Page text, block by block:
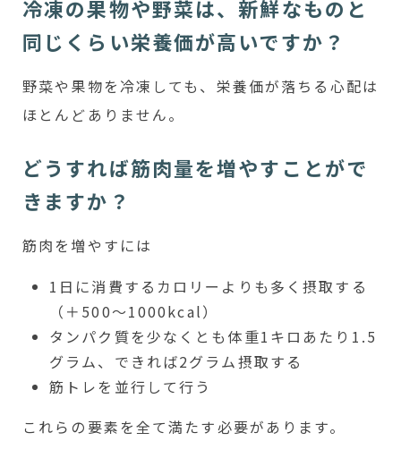
冷凍の果物や野菜は、新鮮なものと
同じくらい栄養価が高いですか？
野菜や果物を冷凍しても、栄養価が落ちる心配は
ほとんどありません。
どうすれば筋肉量を増やすことがで
きますか？
筋肉を増やすには
1日に消費するカロリーよりも多く摂取する
（＋500〜1000kcal）
タンパク質を少なくとも体重1キロあたり1.5
グラム、できれば2グラム摂取する
筋トレを並行して行う
これらの要素を全て満たす必要があります。